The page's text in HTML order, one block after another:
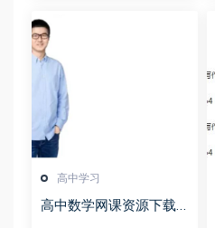
高中学习
高中数学网课资源下载